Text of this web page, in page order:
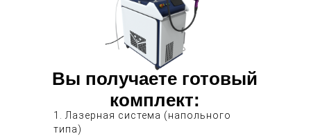
1. Лазерная система (напольного
типа)
Вы получаете готовый
комплект: